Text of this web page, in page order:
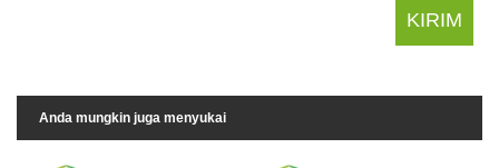
Anda mungkin juga menyukai